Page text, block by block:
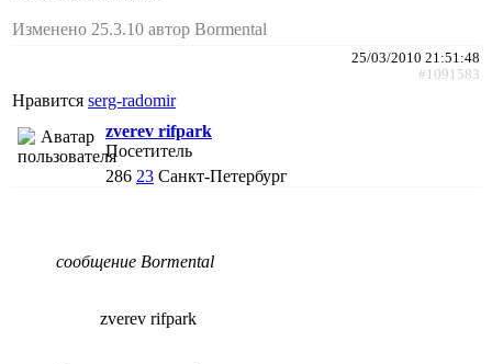
Изменено 25.3.10 автор Bormental
25/03/2010 21:51:48
#1091583
Нравится serg-radomir
zverev rifpark
Посетитель
286 23 Санкт-Петербург
сообщение Bormental
zverev rifpark